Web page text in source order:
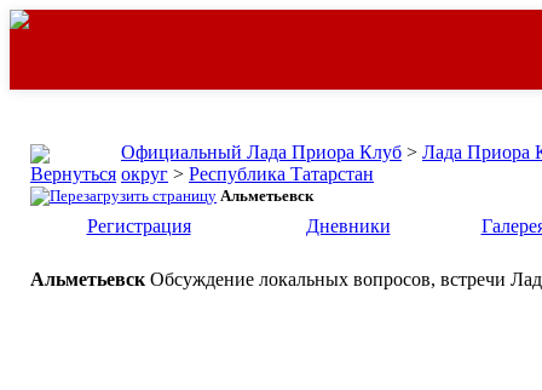
Официальный Лада Приора Клуб > Лада Приора
округ > Республика Татарстан
Альметьевск
Регистрация Дневники
Альметьевск Обсуждение локальных вопросов, встречи